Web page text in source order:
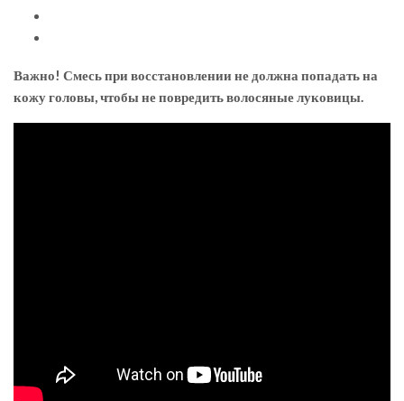
Важно! Смесь при восстановлении не должна попадать на
кожу головы, чтобы не повредить волосяные луковицы.